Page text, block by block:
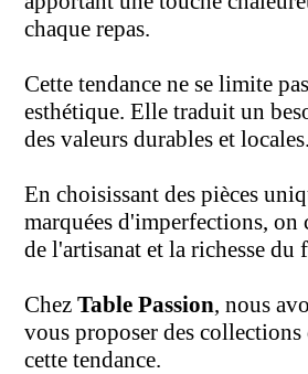
chaque repas.
Cette tendance ne se limite
esthétique. Elle traduit un
des valeurs durables et locales.
En choisissant des pièces
marquées d'imperfections, on
de l'artisanat et la richesse du
ChezTable Passion, nous
vous proposer des
cette tendance.